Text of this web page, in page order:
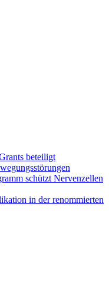
beteiligt
schützt Nervenzellen
in der renommierten